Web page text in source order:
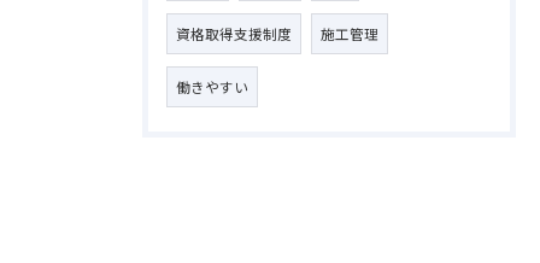
資格取得支援制度 施工管理
働きやすい